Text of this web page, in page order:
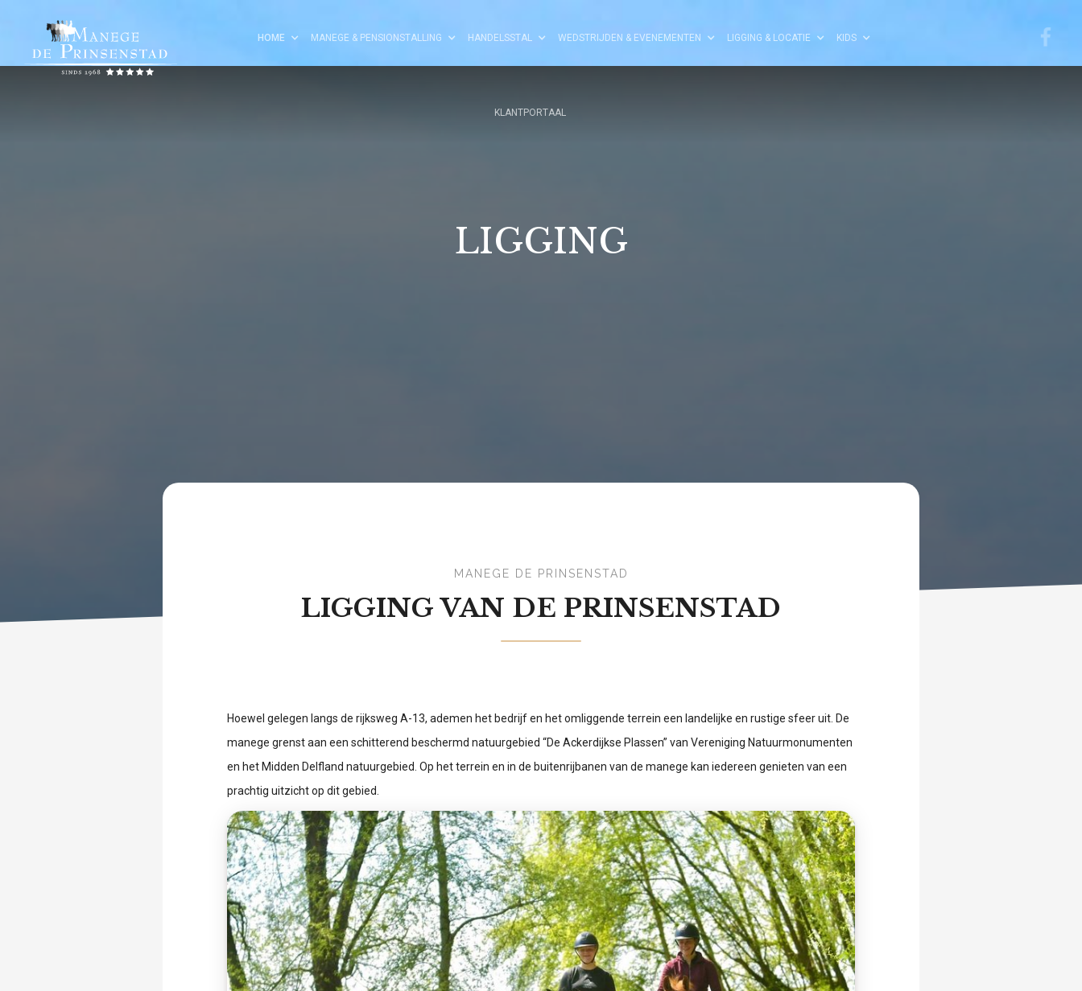
HOME MANEGE & PENSIONSTALLING HANDELSSTAL WEDSTRIJDEN & EVENEMENTEN LIGGING & LOCATIE KIDS
KLANTPORTAAL
LIGGING
MANEGE DE PRINSENSTAD
LIGGING VAN DE PRINSENSTAD
Hoewel gelegen langs de rijksweg A-13, ademen het bedrijf en het omliggende terrein een landelijke en rustige sfeer uit. De
manege grenst aan een schitterend beschermd natuurgebied “De Ackerdijkse Plassen” van Vereniging Natuurmonumenten
en het Midden Delfland natuurgebied. Op het terrein en in de buitenrijbanen van de manege kan iedereen genieten van een
prachtig uitzicht op dit gebied.